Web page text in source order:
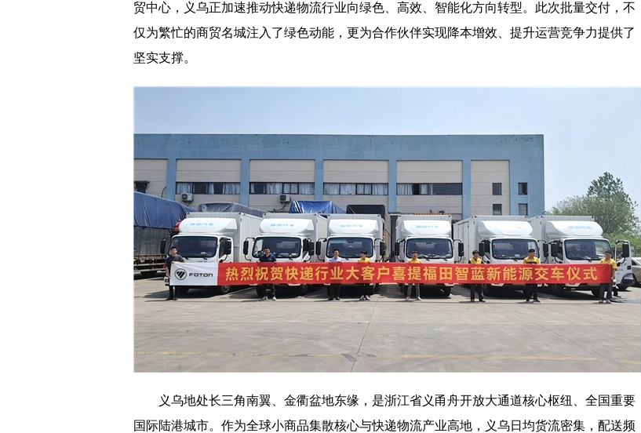
贸中心，义乌正加速推动快递物流行业向绿色、高效、智能化方向转型。此次批量交付，不
仅为繁忙的商贸名城注入了绿色动能，更为合作伙伴实现降本增效、提升运营竞争力提供了
坚实支撑。
义乌地处长三角南翼、金衢盆地东缘，是浙江省义甬舟开放大通道核心枢纽、全国重要
国际陆港城市。作为全球小商品集散核心与快递物流产业高地，义乌日均货流密集，配送频